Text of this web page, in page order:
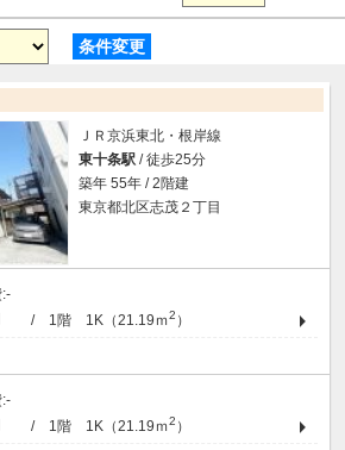
条件変更
ＪＲ京浜東北・根岸線
東十条駅 / 徒歩25分
築年 55年 / 2階建
東京都北区志茂２丁目
-
/ 1階 1K（21.19ｍ2 ）
-
/ 1階 1K（21.19ｍ2 ）